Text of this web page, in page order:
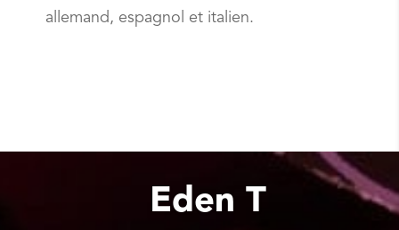
allemand, espagnol et italien.
Eden T